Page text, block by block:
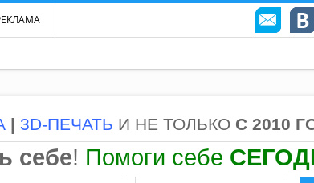
| 3D-ПЕЧАТЬ И НЕ ТОЛЬКО С 2010
себе! Помоги себе